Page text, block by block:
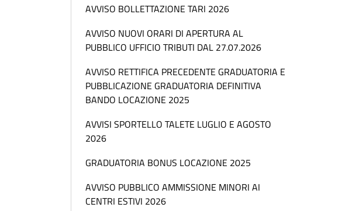
AVVISO BOLLETTAZIONE TARI 2026
AVVISO NUOVI ORARI DI APERTURA AL
PUBBLICO UFFICIO TRIBUTI DAL 27.07.2026
AVVISO RETTIFICA PRECEDENTE GRADUATORIA E
PUBBLICAZIONE GRADUATORIA DEFINITIVA
BANDO LOCAZIONE 2025
AVVISI SPORTELLO TALETE LUGLIO E AGOSTO
2026
GRADUATORIA BONUS LOCAZIONE 2025
AVVISO PUBBLICO AMMISSIONE MINORI AI
CENTRI ESTIVI 2026